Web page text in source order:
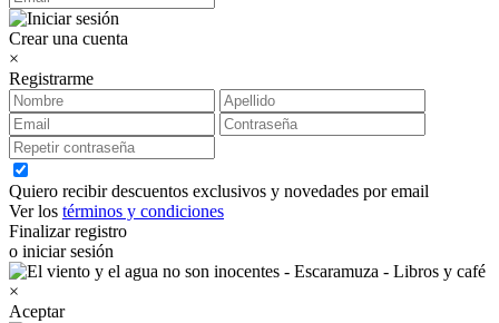
Crear una cuenta
×
Registrarme
Quiero recibir descuentos exclusivos y novedades por email
Ver los términos y condiciones
Finalizar registro
o iniciar sesión
×
Aceptar